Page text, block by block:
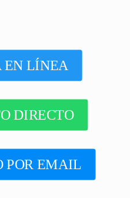
EN LÍNEA
DIRECTO
POR EMAIL